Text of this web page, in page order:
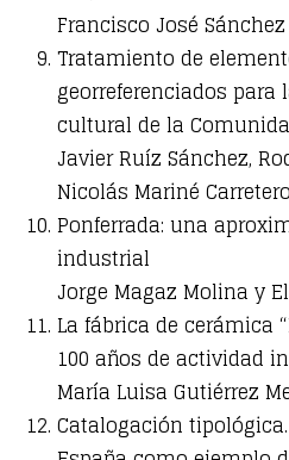
Francisco José
Tratamiento de
georreferenciados para
cultural de la
Javier Ruíz Sánchez,
Nicolás Mariné Carretero
Ponferrada: una
industrial
Jorge Magaz Molina y
La fábrica de cerámica
100 años de actividad
María Luisa Gutiérrez
Catalogación